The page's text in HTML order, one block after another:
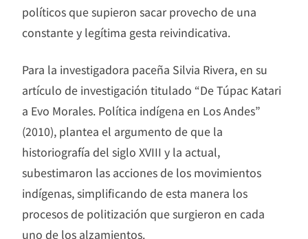
políticos que supieron sacar provecho de una
constante y legítima gesta reivindicativa.
Para la investigadora paceña Silvia Rivera, en su
artículo de investigación titulado “De Túpac Katari
a Evo Morales. Política indígena en Los Andes”
(2010), plantea el argumento de que la
historiografía del siglo XVIII y la actual,
subestimaron las acciones de los movimientos
indígenas, simplificando de esta manera los
procesos de politización que surgieron en cada
uno de los alzamientos.